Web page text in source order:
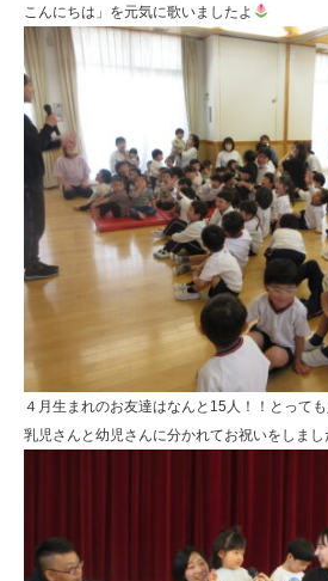
連
携
型
認
定
こ
ど
も
園
ひ
ら
り
こんにちは」を元気に歌いましたよ
４月生まれのお友達はなんと15人！！とって
乳児さんと幼児さんに分かれてお祝いをしまし